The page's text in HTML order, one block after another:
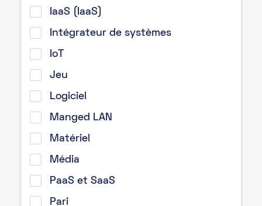
IaaS (IaaS)
Intégrateur de systèmes
IoT
Jeu
Logiciel
Manged LAN
Matériel
Média
PaaS et SaaS
Pari